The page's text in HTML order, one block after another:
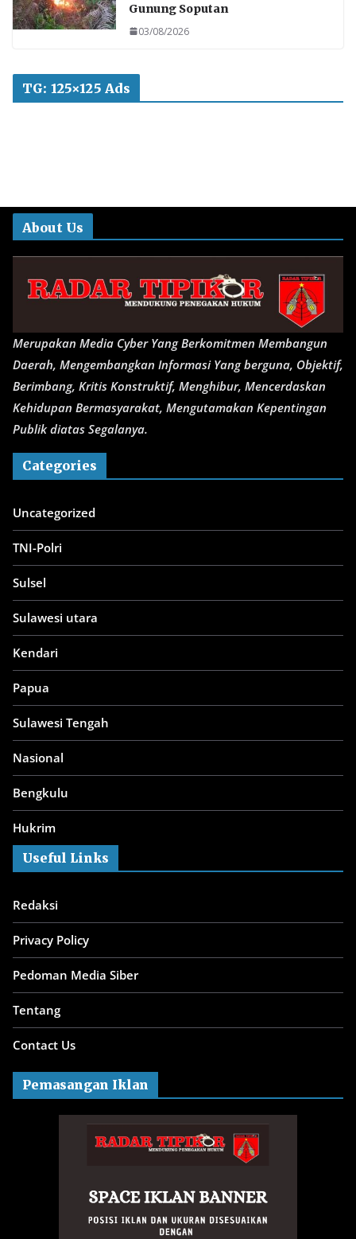
Gunung Soputan
03/08/2026
TG: 125×125 Ads
About Us
Merupakan Media Cyber Yang Berkomitmen Membangun
Daerah, Mengembangkan Informasi Yang berguna, Objektif,
Berimbang, Kritis Konstruktif, Menghibur, Mencerdaskan
Kehidupan Bermasyarakat, Mengutamakan Kepentingan
Publik diatas Segalanya.
Categories
Uncategorized
TNI-Polri
Sulsel
Sulawesi utara
Kendari
Papua
Sulawesi Tengah
Nasional
Bengkulu
Hukrim
Useful Links
Redaksi
Privacy Policy
Pedoman Media Siber
Tentang
Contact Us
Pemasangan Iklan